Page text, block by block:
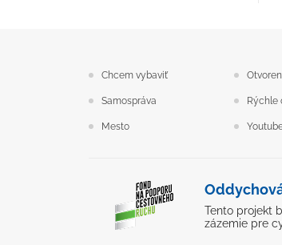
Chcem vybaviť
Samospráva Rýchle
Mesto
Tento projekt
zázemie pre